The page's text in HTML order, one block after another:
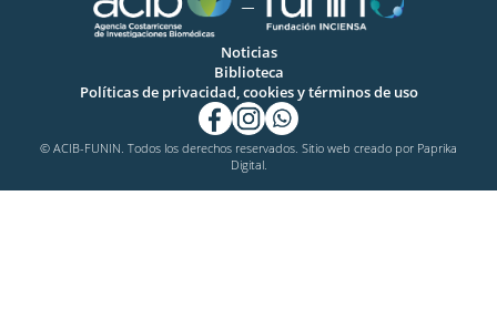
Noticias
Biblioteca
Políticas de privacidad, cookies y términos de uso
© ACIB-FUNIN. Todos los derechos reservados. Sitio web creado por Paprika
Digital.